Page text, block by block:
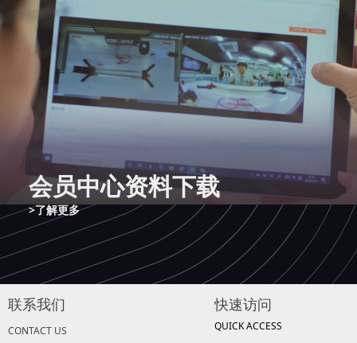
会员中心资料下载
>了解更多
联系我们
CONTACT US
快速访问
QUICK ACCESS